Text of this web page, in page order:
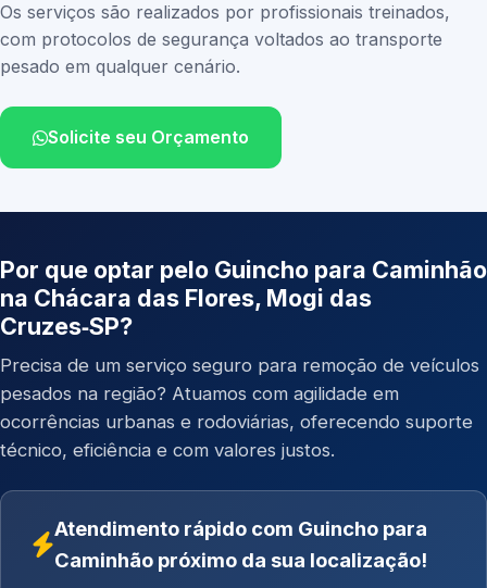
Os serviços são realizados por profissionais treinados,
com protocolos de segurança voltados ao transporte
pesado em qualquer cenário.
Solicite seu Orçamento
Por que optar pelo Guincho para Caminhão
na Chácara das Flores, Mogi das
Cruzes‑SP?
Precisa de um serviço seguro para remoção de veículos
pesados na região? Atuamos com agilidade em
ocorrências urbanas e rodoviárias, oferecendo suporte
técnico, eficiência e com valores justos.
Atendimento rápido com Guincho para
Caminhão próximo da sua localização!